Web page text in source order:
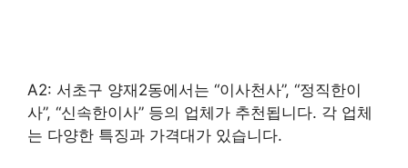
A2: 서초구 양재2동에서는 “이사천사”, “정직한이
사”, “신속한이사” 등의 업체가 추천됩니다. 각 업체
는 다양한 특징과 가격대가 있습니다.